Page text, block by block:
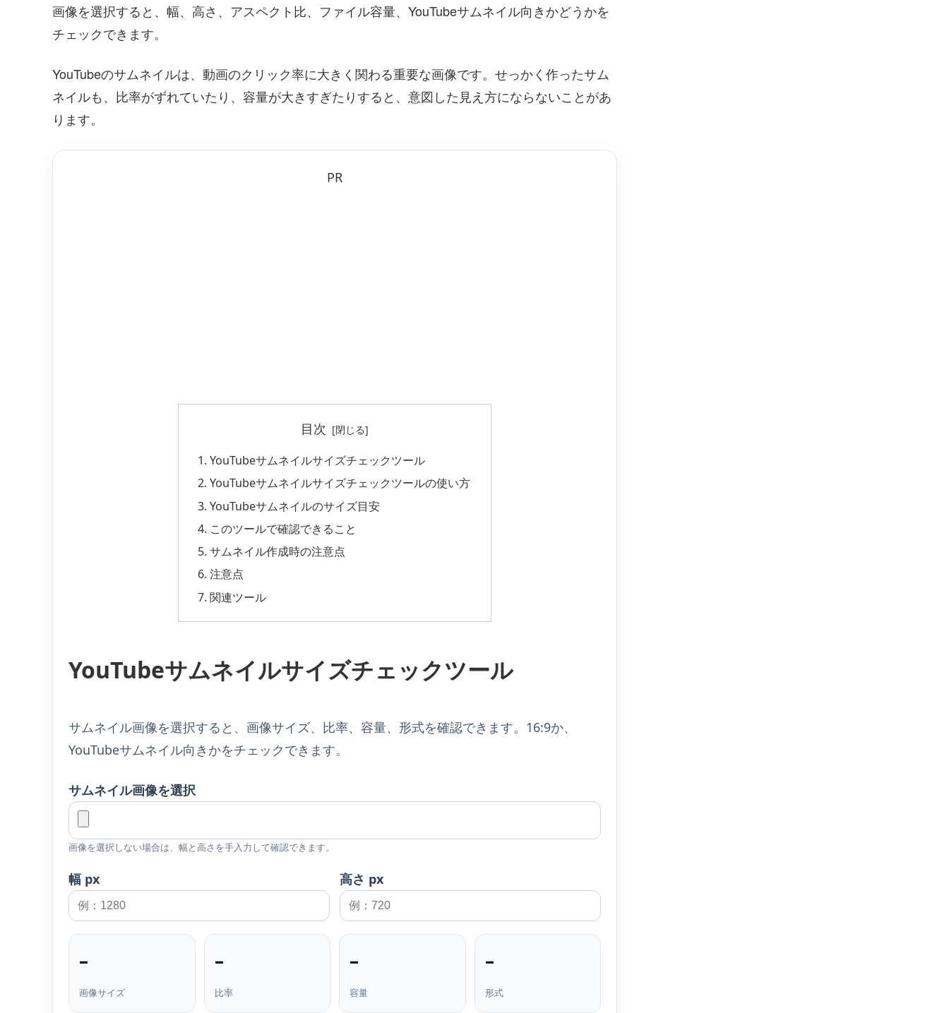
画像を選択すると、幅、高さ、アスペクト比、ファイル容量、YouTubeサムネイル向きかどうかを
チェックできます。
YouTubeのサムネイルは、動画のクリック率に大きく関わる重要な画像です。せっかく作ったサム
ネイルも、比率がずれていたり、容量が大きすぎたりすると、意図した見え方にならないことがあ
ります。
PR
目次
YouTubeサムネイルサイズチェックツール
YouTubeサムネイルサイズチェックツールの使い方
YouTubeサムネイルのサイズ目安
このツールで確認できること
サムネイル作成時の注意点
注意点
関連ツール
YouTubeサムネイルサイズチェックツール
サムネイル画像を選択すると、画像サイズ、比率、容量、形式を確認できます。16:9か、
YouTubeサムネイル向きかをチェックできます。
サムネイル画像を選択
画像を選択しない場合は、幅と高さを手入力して確認できます。
幅 px 高さ px
–
画像サイズ
–
比率
–
容量
–
形式